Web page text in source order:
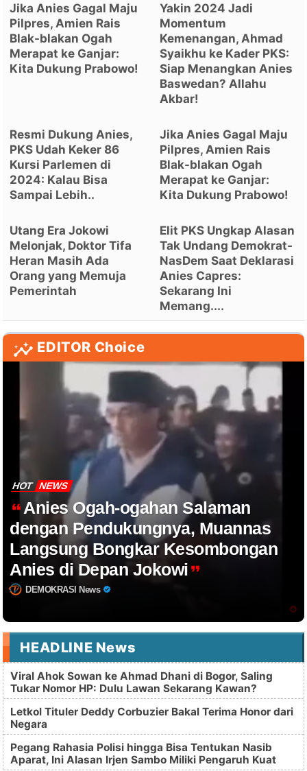
Jika Anies Gagal Maju
Pilpres, Amien Rais
Blak-blakan Ogah
Merapat ke Ganjar:
Kita Dukung Prabowo!
Yakin 2024 Jadi
Momentum
Kemenangan, Ahmad
Syaikhu ke Kader PKS:
Siap Menangkan Anies
Baswedan? Allahu
Akbar!
Resmi Dukung Anies,
PKS Udah Keker 86
Kursi Parlemen di
2024: Kalau Bisa
Sampai Lebih..
Jika Anies Gagal Maju
Pilpres, Amien Rais
Blak-blakan Ogah
Merapat ke Ganjar:
Kita Dukung Prabowo!
Utang Era Jokowi
Melonjak, Doktor Tifa
Heran Masih Ada
Orang yang Memuja
Pemerintah
Elit PKS Ungkap Alasan
Tak Undang Demokrat-
NasDem Saat Deklarasi
Anies Capres:
Sekarang Ini
Memang....
EDITOR Choice
HOT NEWS
Anies Ogah-ogahan Salaman
dengan Pendukungnya, Muannas
Langsung Bongkar Kesombongan
Anies di Depan Jokowi
DEMOKRASI News
HEADLINE News
Viral Ahok Sowan ke Ahmad Dhani di Bogor, Saling
Tukar Nomor HP: Dulu Lawan Sekarang Kawan?
Letkol Tituler Deddy Corbuzier Bakal Terima Honor dari
Negara
Pegang Rahasia Polisi hingga Bisa Tentukan Nasib
Aparat, Ini Alasan Irjen Sambo Miliki Pengaruh Kuat